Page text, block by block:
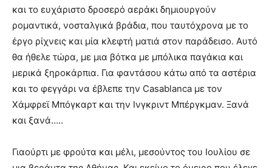
και το ευχάριστο δροσερό αεράκι δημιουργούν
ρομαντικά, νοσταλγικά βράδια, που ταυτόχρονα με το
έργο ρίχνεις και μία κλεφτή ματιά στον παράδεισο. Αυτό
θα ήθελε τώρα, με μια βότκα με μπόλικα παγάκια και
μερικά ξηροκάρπια. Για φαντάσου κάτω από τα αστέρια
και το φεγγάρι να έβλεπε την Casablanca με τον
Χάμφρεϊ Μπόγκαρτ και την Ινγκριντ Μπέργκμαν. Ξανά
και ξανά…..
Γιαούρτι με φρούτα και μέλι, μεσούντος του Ιουλίου σε